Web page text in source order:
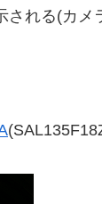
される(カメ